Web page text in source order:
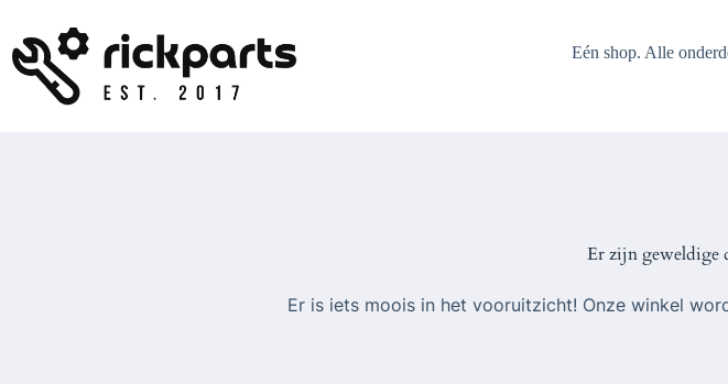
de
inhoud
Eén shop. Alle
Er zijn geweldige
Er is iets moois in het vooruitzicht! Onze winkel